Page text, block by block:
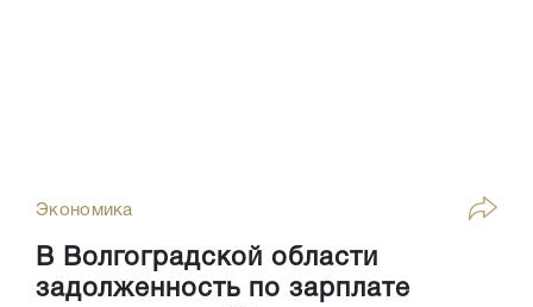
Экономика
В Волгоградской области
задолженность по зарплате